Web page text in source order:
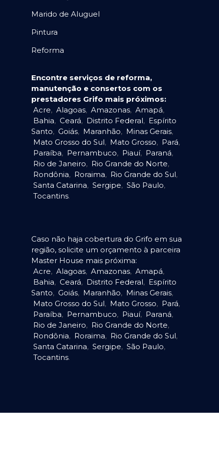
Marido de Aluguel
Pintura
Reforma
Encontre serviços de reforma,
manutenção e consertos com os
prestadores Grifo mais próximos:
Acre, Alagoas, Amazonas, Amapá,
Bahia, Ceará, Distrito Federal, Espírito
Santo, Goiás, Maranhão, Minas Gerais,
Mato Grosso do Sul, Mato Grosso, Pará,
Paraíba, Pernambuco, Piauí, Paraná,
Rio de Janeiro, Rio Grande do Norte,
Rondônia, Roraima, Rio Grande do Sul,
Santa Catarina, Sergipe, São Paulo,
Tocantins.
Caso não haja cobertura do Grifo em sua
região, solicite um orçamento à parceira
Master House mais próxima:
Acre, Alagoas, Amazonas, Amapá,
Bahia, Ceará, Distrito Federal, Espírito
Santo, Goiás, Maranhão, Minas Gerais,
Mato Grosso do Sul, Mato Grosso, Pará,
Paraíba, Pernambuco, Piauí, Paraná,
Rio de Janeiro, Rio Grande do Norte,
Rondônia, Roraima, Rio Grande do Sul,
Santa Catarina, Sergipe, São Paulo,
Tocantins.